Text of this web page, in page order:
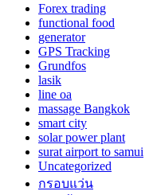
Forex trading
functional food
generator
GPS Tracking
Grundfos
lasik
line oa
massage Bangkok
smart city
solar power plant
surat airport to samui
Uncategorized
กรอบแว่น